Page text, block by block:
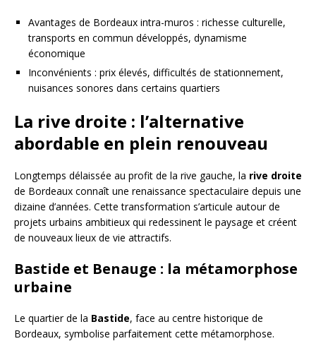
Avantages de Bordeaux intra-muros : richesse culturelle,
transports en commun développés, dynamisme
économique
Inconvénients : prix élevés, difficultés de stationnement,
nuisances sonores dans certains quartiers
La rive droite : l’alternative
abordable en plein renouveau
Longtemps délaissée au profit de la rive gauche, la rive droite
de Bordeaux connaît une renaissance spectaculaire depuis une
dizaine d’années. Cette transformation s’articule autour de
projets urbains ambitieux qui redessinent le paysage et créent
de nouveaux lieux de vie attractifs.
Bastide et Benauge : la métamorphose
urbaine
Le quartier de la Bastide, face au centre historique de
Bordeaux, symbolise parfaitement cette métamorphose.